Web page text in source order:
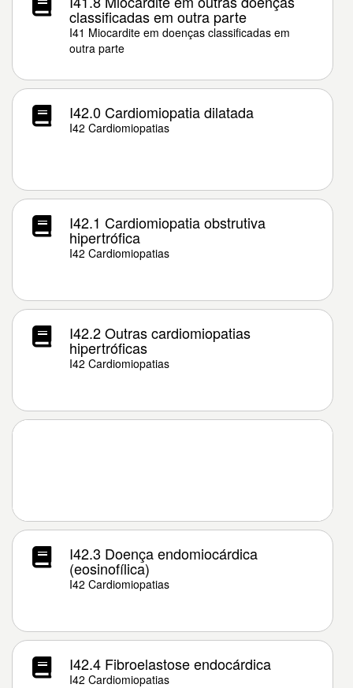
classificadas em outra parte
I41 Miocardite em doenças classificadas em
outra parte
I42.0 Cardiomiopatia dilatada
I42 Cardiomiopatias
I42.1 Cardiomiopatia obstrutiva
hipertrófica
I42 Cardiomiopatias
I42.2 Outras cardiomiopatias
hipertróficas
I42 Cardiomiopatias
I42.3 Doença endomiocárdica
(eosinofílica)
I42 Cardiomiopatias
I42.4 Fibroelastose endocárdica
I42 Cardiomiopatias